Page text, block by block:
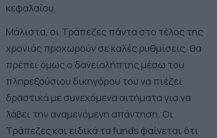
κεφαλαίου.
Μάλιστα, οι Τράπεζες πάντα στο τέλος της
χρονιάς προχωρούν σε καλές ρυθμίσεις, θα
πρέπει όμως ο δανειολήπτης μέσω του
πληρεξούσιου δικηγόρου του να πιέζει
δραστικά με συνεχόμενα αιτήματα για να
λάβει την αναμενόμενη απάντηση. Οι
Τράπεζες και ειδικά τα funds φαίνεται ότι